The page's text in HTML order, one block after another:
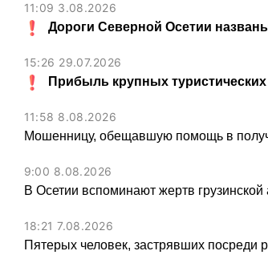
11:09 3.08.2026
Дороги Северной Осетии
15:26 29.07.2026
Прибыль крупных
11:58 8.08.2026
Мошенницу, обещавшую помощь в
9:00 8.08.2026
В Осетии вспоминают жертв грузинской
18:21 7.08.2026
Пятерых человек, застрявших посреди